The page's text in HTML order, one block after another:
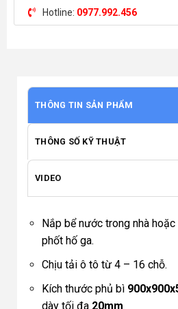
Hotline: 0977.992.456
THÔNG TIN SẢN PHẨM
THÔNG SỐ KỸ THUẬT
VIDEO
Nắp bể nước trong nhà
phốt hố ga.
Chịu tải ô tô từ 4 – 16 chỗ.
Kích thước phủ bì
dày tối đa 20mm